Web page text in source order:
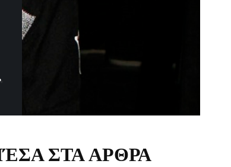
ΣΤΑ ΑΡΘΡΑ